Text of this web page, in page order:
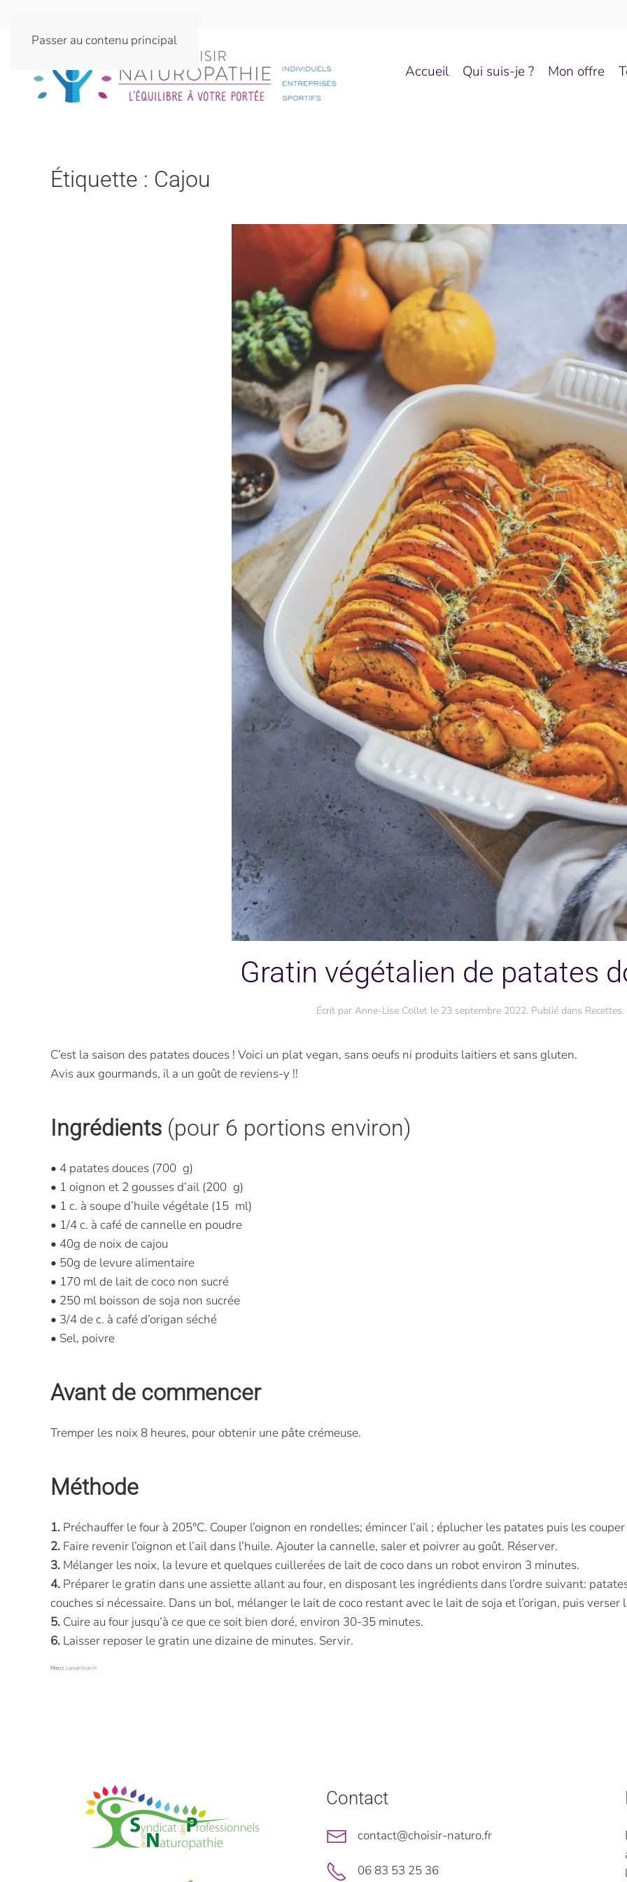
Passer au contenu principal
Accueil Qui suis-je ? Mon offre
Étiquette : Cajou
Gratin végétalien de patates
Écrit par Anne-Lise Collet le 23 septembre 2022. Publié dans Recettes.
C’est la saison des patates douces ! Voici un plat vegan, sans oeufs ni produits laitiers et sans gluten.
Avis aux gourmands, il a un goût de reviens-y !!
Ingrédients (pour 6 portions environ)
• 4 patates douces (700 g)
• 1 oignon et 2 gousses d’ail (200 g)
• 1 c. à soupe d’huile végétale (15 ml)
• 1/4 c. à café de cannelle en poudre
• 40g de noix de cajou
• 50g de levure alimentaire
• 170 ml de lait de coco non sucré
• 250 ml boisson de soja non sucrée
• 3/4 de c. à café d’origan séché
• Sel, poivre
Avant de commencer
Tremper les noix 8 heures, pour obtenir une pâte crémeuse.
Méthode
1. Préchauffer le four à 205°C. Couper l’oignon en rondelles; émincer l’ail ; éplucher les patates puis les
2. Faire revenir l’oignon et l’ail dans l’huile. Ajouter la cannelle, saler et poivrer au goût. Réserver.
3. Mélanger les noix, la levure et quelques cuillerées de lait de coco dans un robot environ 3 minutes.
4. Préparer le gratin dans une assiette allant au four, en disposant les ingrédients dans l’ordre suivant:
couches si nécessaire. Dans un bol, mélanger le lait de coco restant avec le lait de soja et l’origan, puis
5. Cuire au four jusqu’à ce que ce soit bien doré, environ 30-35 minutes.
6. Laisser reposer le gratin une dizaine de minutes. Servir.
MerciLanutrition.fr
Contact
contact@choisir-naturo.fr
06 83 53 25 36